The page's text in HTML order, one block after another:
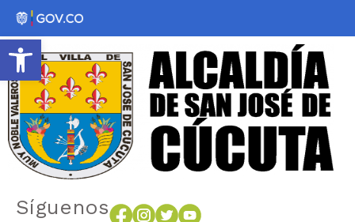
Abrir barra de herramientas
Síguenos